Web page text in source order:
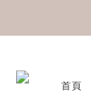
首頁